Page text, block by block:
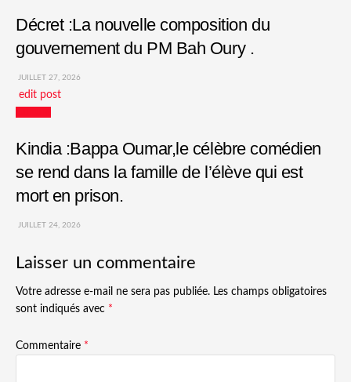
Décret :La nouvelle composition du
gouvernement du PM Bah Oury .
JUILLET 27, 2026
edit post
Kindia :Bappa Oumar,le célèbre comédien
se rend dans la famille de l’élève qui est
mort en prison.
JUILLET 24, 2026
Laisser un commentaire
Votre adresse e-mail ne sera pas publiée. Les champs obligatoires
sont indiqués avec *
Commentaire *